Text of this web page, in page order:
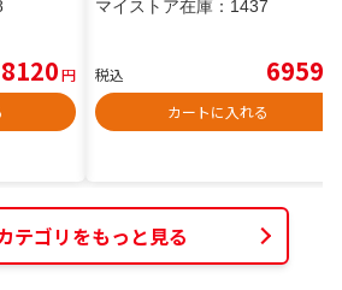
8120円
マイストア在庫： 1437
税込 6959
カートに入れる
テゴリをもっと見る